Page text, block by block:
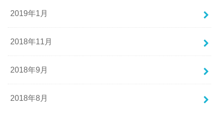
2019年1月
2018年11月
2018年9月
2018年8月